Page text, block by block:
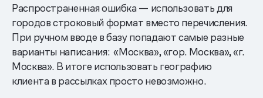
Распространенная ошибка — использовать для
городов строковый формат вместо перечисления.
При ручном вводе в базу попадают самые разные
варианты написания: «Москва», «гор. Москва», «г.
Москва». В итоге использовать географию
клиента в рассылках просто невозможно.